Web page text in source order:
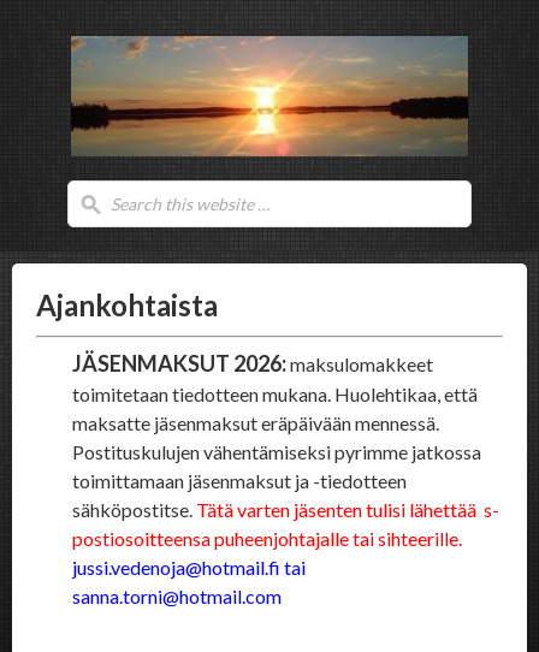
Ajankohtaista
JÄSENMAKSUT 2026:maksulomakkeet
toimitetaan tiedotteen mukana. Huolehtikaa, että
maksatte jäsenmaksut eräpäivään mennessä.
Postituskulujen vähentämiseksi pyrimme jatkossa
toimittamaan jäsenmaksut ja -tiedotteen
sähköpostitse. Tätä varten jäsenten tulisi lähettää s-
postiosoitteensa puheenjohtajalle tai sihteerille.
jussi.vedenoja@hotmail.fi tai
sanna.torni@hotmail.com